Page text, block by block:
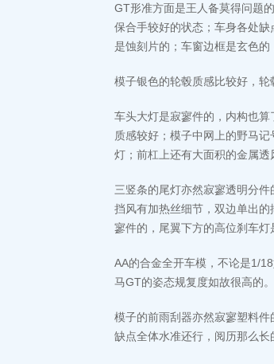
GT形准方面是王人备莫得问题
保合手较好的状态；车身各处
是蚀刻片的；车窗边框是玄色的
模子银色的轮毂质感比较好，轮
车头大灯是寂寥件的，内构也
质感较好；模子中网上的野马
灯；前杠上还有大面积的金属透
三竖条的尾灯亦然寂寥透明分
挡风有加热丝细节，双边单出
寥件的，尾翼下方的高位刹车灯
AA的合金全开车模，不论是1/
马GT的姿态规复度如故很高的。
模子的前雨刮器亦然寂寥塑料
缺点全体水准还行，阅历那么长